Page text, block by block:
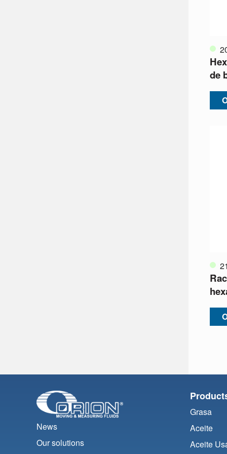
de
News
Our solutions
Grasa
Aceite
Aceite